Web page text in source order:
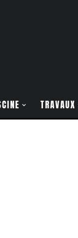
TRAVAUX